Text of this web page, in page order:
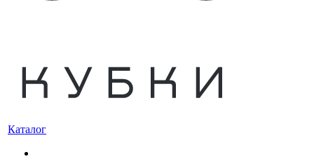
Каталог